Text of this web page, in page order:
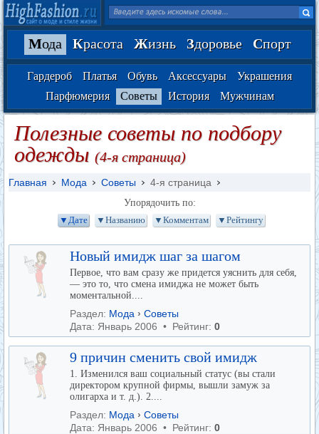
Мода Красота Жизнь Здоровье Спорт
Гардероб Платья Обувь Аксессуары
Украшения
Парфюмерия
Советы История Мужчинам
Полезные советы по подбору
одежды (4-я страница)
Главная Мода Советы 4-я страница
Упорядочить по:
▼Дате
▼Названию ▼Комментам ▼Рейтингу
Новый имидж шаг за шагом
Первое, что вам сразу же придется уяснить для себя,
— это то, что смена имиджа не может быть
моментальной....
Раздел: Мода › Советы
Дата: Январь 2006 • Рейтинг: 0
9 причин сменить свой имидж
1. Изменился ваш социальный статус (вы стали
директором крупной фирмы, вышли замуж за
олигарха и т. д.). 2....
Раздел: Мода › Советы
Дата: Январь 2006 • Рейтинг: 0